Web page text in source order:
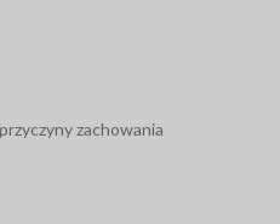
zachowania